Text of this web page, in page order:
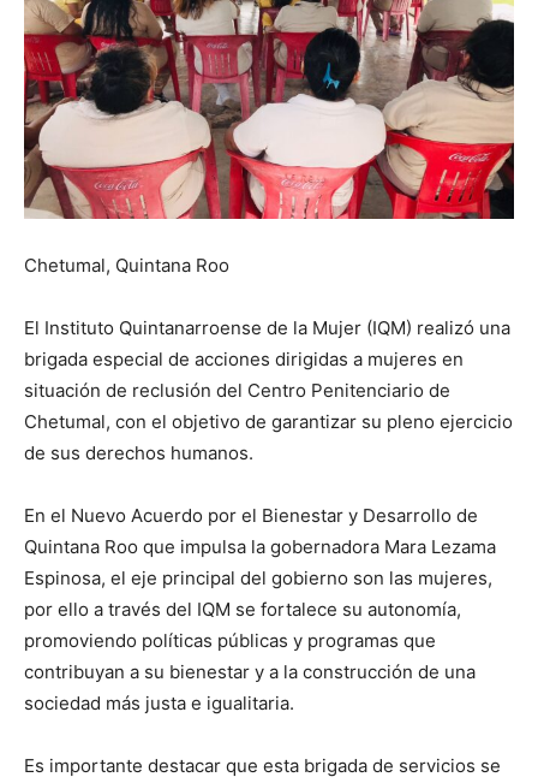
Chetumal, Quintana Roo
El Instituto Quintanarroense de la Mujer (IQM) realizó una
brigada especial de acciones dirigidas a mujeres en
situación de reclusión del Centro Penitenciario de
Chetumal, con el objetivo de garantizar su pleno ejercicio
de sus derechos humanos.
En el Nuevo Acuerdo por el Bienestar y Desarrollo de
Quintana Roo que impulsa la gobernadora Mara Lezama
Espinosa, el eje principal del gobierno son las mujeres,
por ello a través del IQM se fortalece su autonomía,
promoviendo políticas públicas y programas que
contribuyan a su bienestar y a la construcción de una
sociedad más justa e igualitaria.
Es importante destacar que esta brigada de servicios se